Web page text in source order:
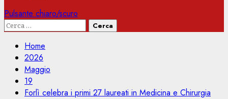
Pulsante chiaro/scuro
Ricerca
Home
2026
Maggio
19
Forlì celebra i primi 27 laureati in Medicina e Chirurgia